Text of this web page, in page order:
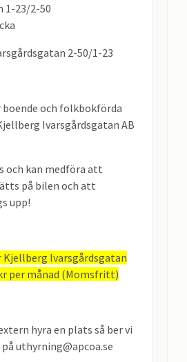
1-23/2-50
2-50/1-23
boende och folkbokförda
Ivarsgårdsgatan AB
och kan medföra att
på bilen och att
upp!
Kjellberg Ivarsgårdsgatan
per månad (Momsfritt)
hyra en plats så ber vi
uthyrning@apcoa.se